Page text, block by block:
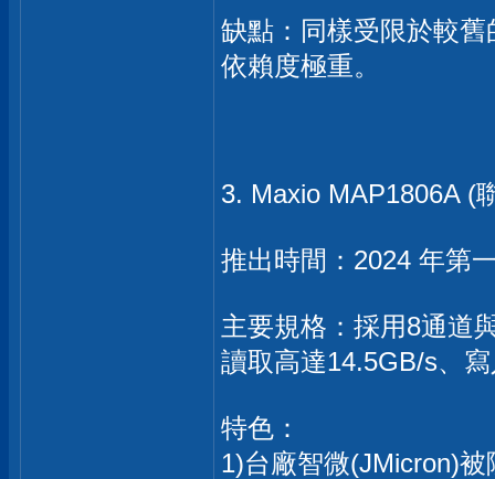
缺點：同樣受限於較
依賴度極重。
3. Maxio MAP1806A (
推出時間：2024 年第
主要規格：採用8通道
讀取高達14.5GB/s、
特色：
1)台廠智微(JMicron)